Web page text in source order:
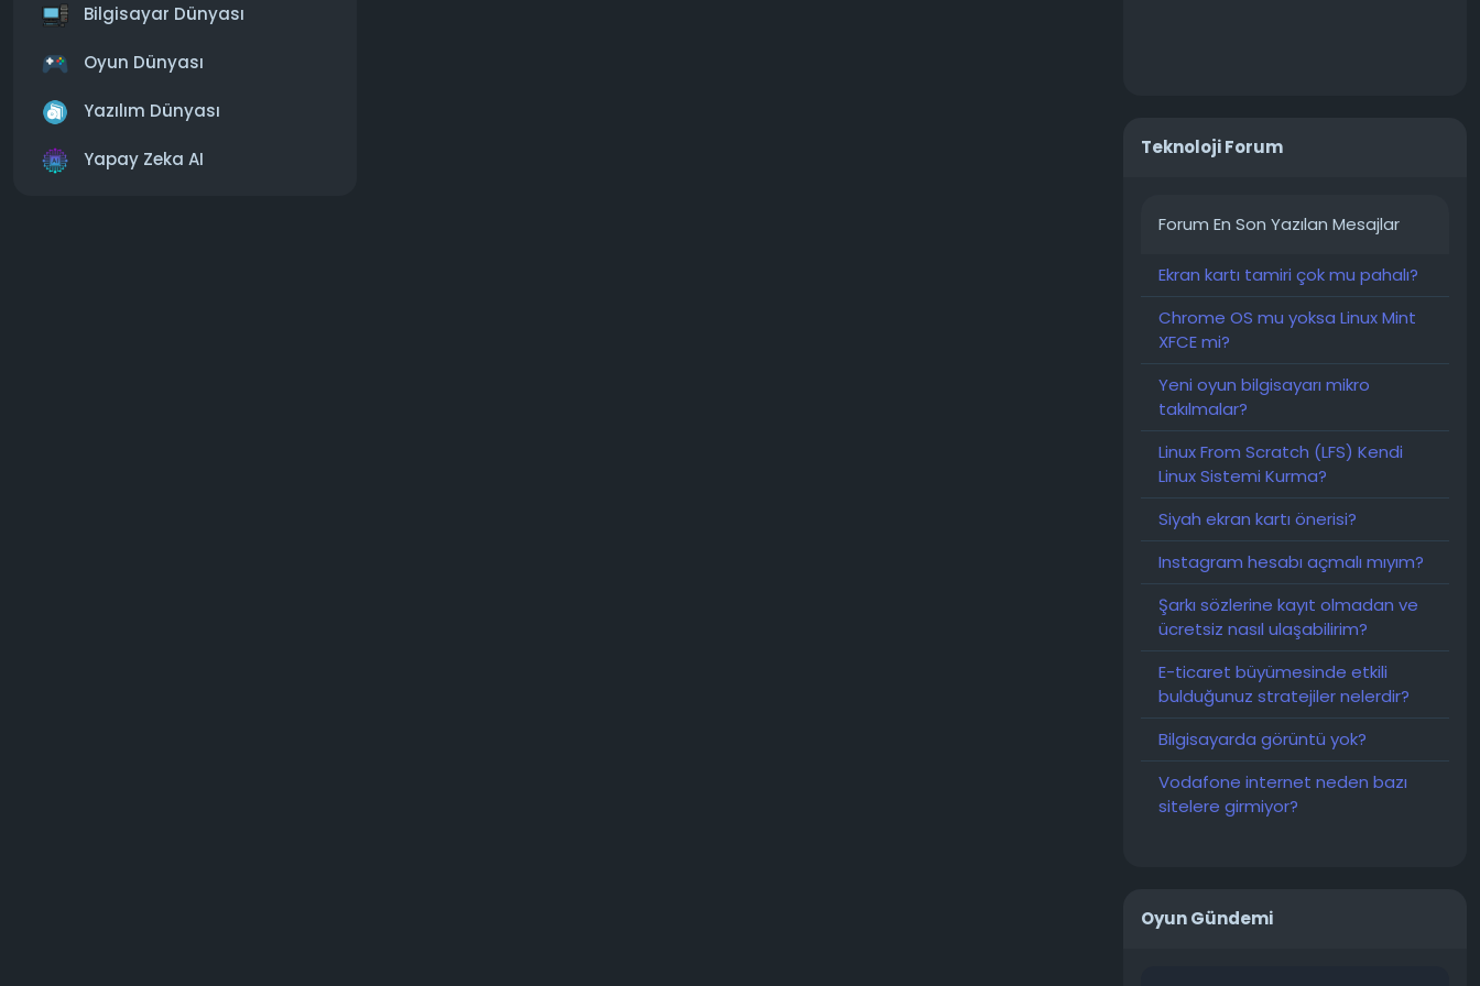
Bilgisayar Dünyası
Oyun Dünyası
Yazılım Dünyası
Yapay Zeka AI
Teknoloji Forum
Forum En Son Yazılan Mesajlar
Ekran kartı tamiri çok mu pahalı?
Chrome OS mu yoksa Linux Mint
XFCE mi?
Yeni oyun bilgisayarı mikro
takılmalar?
Linux From Scratch (LFS) Kendi
Linux Sistemi Kurma?
Siyah ekran kartı önerisi?
Instagram hesabı açmalı mıyım?
Şarkı sözlerine kayıt olmadan ve
ücretsiz nasıl ulaşabilirim?
E-ticaret büyümesinde etkili
bulduğunuz stratejiler nelerdir?
Bilgisayarda görüntü yok?
Vodafone internet neden bazı
sitelere girmiyor?
Oyun Gündemi